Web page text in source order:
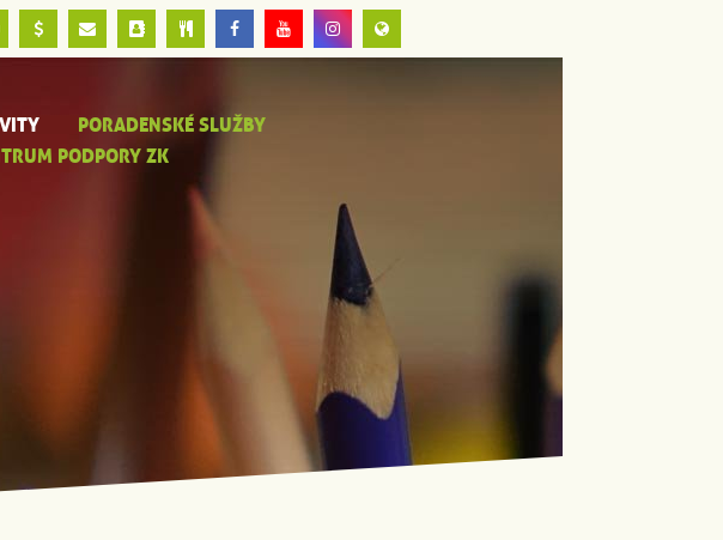
PORADENSKÉ SLUŽBY
PODPORY ZK